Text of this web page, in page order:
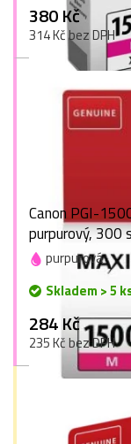
380 Kč
314 Kč bez DPH
Canon PGI-
purpurový, 300
purpurová
Skladem > 5
284 Kč
235 Kč bez DPH